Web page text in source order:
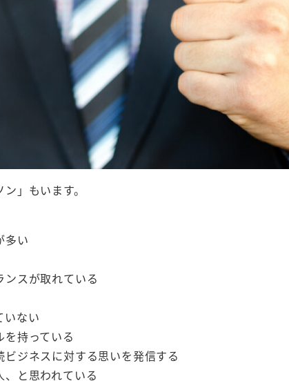
」もいます。
多い
ンスが取れている
いない
を持っている
ジネスに対する思いを発信する
、と思われている